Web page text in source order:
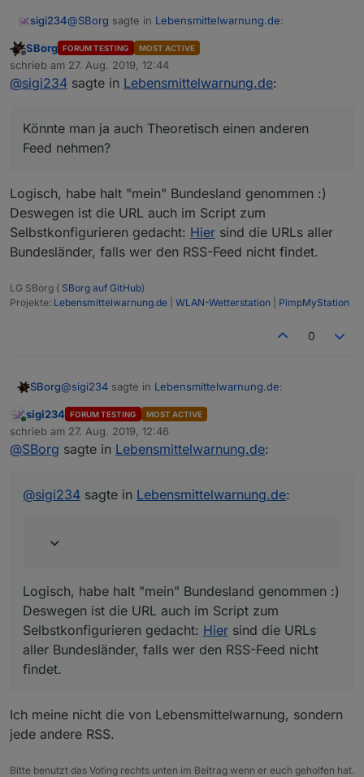
sigi234@SBorg sagte in Lebensmittelwarnung.de:
@sigi234sagte in
Hast du wirklich das Ganze JS 1:1 kopiert? Dem
...und zu spät...
Geht...........
Edit:
Offline
SBorg FORUM TESTING MOST ACTIVE
schrieb am 27. Aug. 2019, 12:44
zuletzt editiert von
@sigi234 sagte in Lebensmittelwarnung.de:
Könnte man ja auch Theoretisch einen anderen
Feed nehmen?
Logisch, habe halt "mein" Bundesland genommen :)
Deswegen ist die URL auch im Script zum
Selbstkonfigurieren gedacht: Hier sind die URLs aller
Bundesländer, falls wer den RSS-Feed nicht findet.
LG SBorg ( SBorg auf GitHub)
Projekte: Lebensmittelwarnung.de WLAN-Wetterstation PimpMyStation
0
SBorg@sigi234 sagte in Lebensmittelwarnung.de:
Könnte man ja auch Theoretisch einen anderen
Feed nehmen?
Logisch, habe halt "mein" Bundesland genommen :)
Selbstkonfigurieren gedacht:Hiersind die URLs aller
Bundesländer, falls wer den RSS-Feed nicht findet.
Online
sigi234 FORUM TESTING MOST ACTIVE
schrieb am 27. Aug. 2019, 12:46
zuletzt editiert von
@SBorg sagte in Lebensmittelwarnung.de:
@sigi234 sagte in Lebensmittelwarnung.de:
Logisch, habe halt "mein" Bundesland genommen :)
Deswegen ist die URL auch im Script zum
Selbstkonfigurieren gedacht: Hier sind die URLs
aller Bundesländer, falls wer den RSS-Feed nicht
findet.
Ich meine nicht die von Lebensmittelwarnung, sondern
jede andere RSS.
Bitte benutzt das Voting rechts unten im Beitrag wenn er euch geholfen hat.